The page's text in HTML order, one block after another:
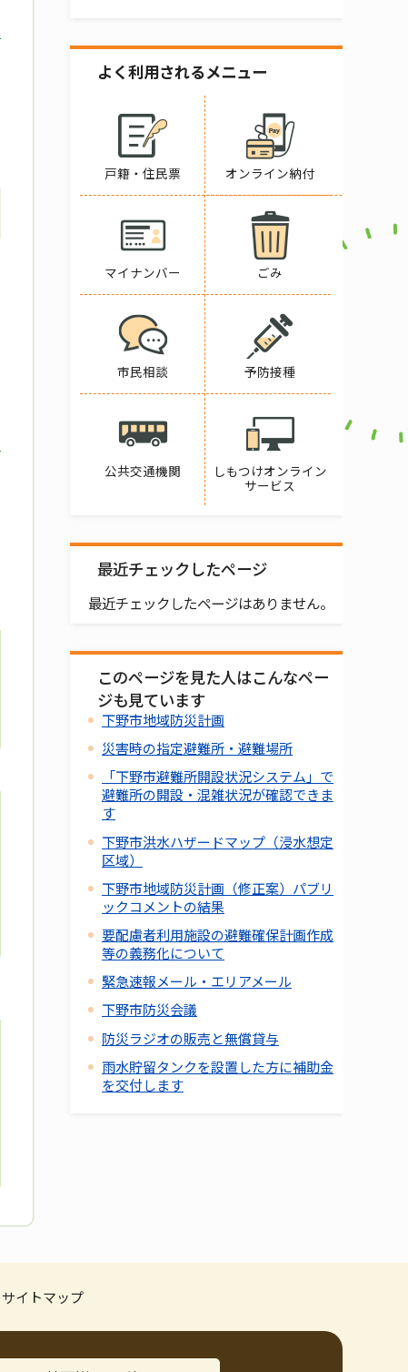
よく利用されるメニュー
戸籍・住民票 オンライン納付
マイナンバー ごみ
市民相談 予防接種
公共交通機関
しもつけオンライン
サービス
最近チェックしたページ
最近チェックしたページはありません。
このページを見た人はこんなペー
ジも見ています
下野市地域防災計画
災害時の指定避難所・避難場所
「下野市避難所開設状況システム」で
避難所の開設・混雑状況が確認できま
す
下野市洪水ハザードマップ（浸水想定
区域）
下野市地域防災計画（修正案）パブリ
ックコメントの結果
要配慮者利用施設の避難確保計画作成
等の義務化について
緊急速報メール・エリアメール
下野市防災会議
防災ラジオの販売と無償貸与
雨水貯留タンクを設置した方に補助金
を交付します
サイトマップ